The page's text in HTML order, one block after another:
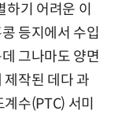
기 어려운 이
등지에서 수입
그나마도 양면
제작된 데다 과
수(PTC) 서미